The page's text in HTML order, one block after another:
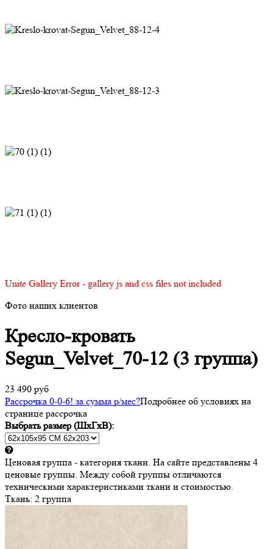
Unite Gallery Error - gallery js and css files not included
Фото наших клиентов
Кресло-кровать
Segun_Velvet_70-12 (3 группа)
23 490 руб
Рассрочка 0-0-6! за сумма р/мес?Подробнее об условиях на
странице рассрочка
Выбрать размер (ШхГхВ):
Ценовая группа - категория ткани. На сайте представлены 4
ценовые группы. Между собой группы отличаются
техническими характеристиками ткани и стоимостью.
Ткань: 2 группа